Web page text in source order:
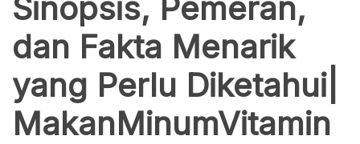
Sinopsis, Pemeran,
dan Fakta Menarik
yang Perlu Diketahui|
MakanMinumVitamin